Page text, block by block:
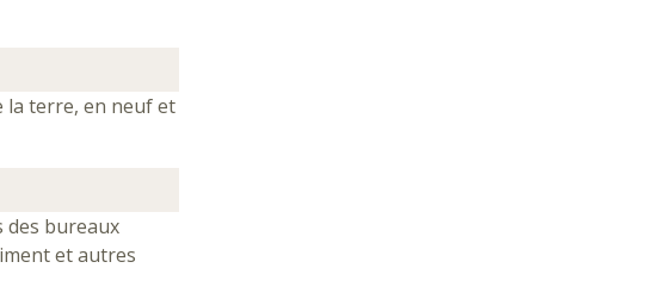
la terre, en neuf et
des bureaux
et autres